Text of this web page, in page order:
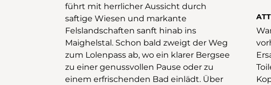
führt mit herrlicher Aussicht durch
saftige Wiesen und markante
Felslandschaften sanft hinab ins
Maighelstal. Schon bald zweigt der Weg
zum Lolenpass ab, wo ein klarer Bergsee
zu einer genussvollen Pause oder zu
einem erfrischenden Bad einlädt. Über